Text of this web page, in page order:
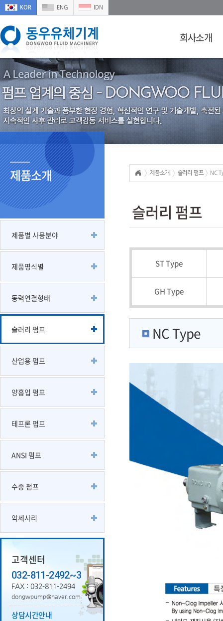
KOR ENG IDN
회사소개
제품소개
제품별 사용분야
제품명식별
동력연결형태
슬러리 펌프
산업용 펌프
양흡입 펌프
테프론 펌프
ANSI 펌프
수중 펌프
악세사리
고객센터
032-811-2492~3
FAX : 032-811-2494
dongwpump@naver.com
상담시간안내
제품소개 슬러리 펌프 NC
슬러리 펌프
ST Type
GH Type
NC Type